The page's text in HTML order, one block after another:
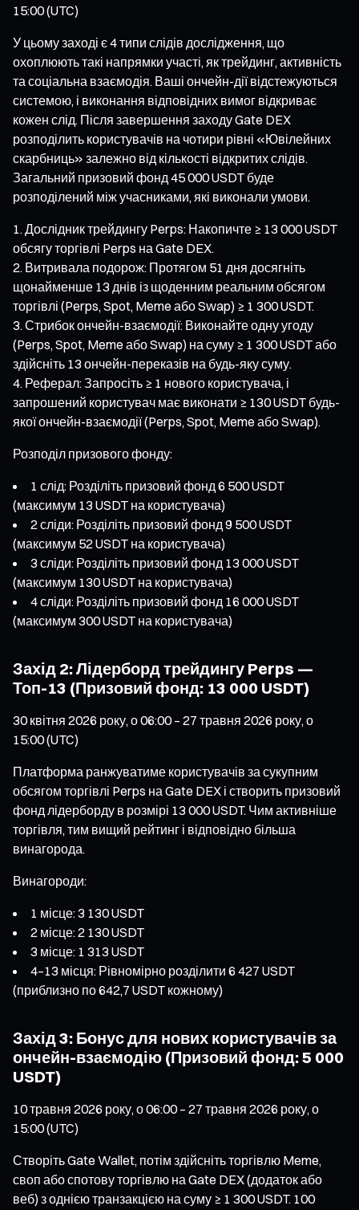
15:00 (UTC)
У цьому заході є 4 типи слідів дослідження, що
охоплюють такі напрямки участі, як трейдинг, активність
та соціальна взаємодія. Ваші ончейн-дії відстежуються
системою, і виконання відповідних вимог відкриває
кожен слід. Після завершення заходу Gate DEX
розподілить користувачів на чотири рівні «Ювілейних
скарбниць» залежно від кількості відкритих слідів.
Загальний призовий фонд 45 000 USDT буде
розподілений між учасниками, які виконали умови.
Дослідник трейдингу Perps: Накопичте ≥ 13 000 USDT
обсягу торгівлі Perps на Gate DEX.
Витривала подорож: Протягом 51 дня досягніть
щонайменше 13 днів із щоденним реальним обсягом
торгівлі (Perps, Spot, Meme або Swap) ≥ 1 300 USDT.
Стрибок ончейн-взаємодії: Виконайте одну угоду
(Perps, Spot, Meme або Swap) на суму ≥ 1 300 USDT або
здійсніть 13 ончейн-переказів на будь-яку суму.
Реферал: Запросіть ≥ 1 нового користувача, і
запрошений користувач має виконати ≥ 130 USDT будь-
якої ончейн-взаємодії (Perps, Spot, Meme або Swap).
Розподіл призового фонду:
1 слід: Розділіть призовий фонд 6 500 USDT
(максимум 13 USDT на користувача)
2 сліди: Розділіть призовий фонд 9 500 USDT
(максимум 52 USDT на користувача)
3 сліди: Розділіть призовий фонд 13 000 USDT
(максимум 130 USDT на користувача)
4 сліди: Розділіть призовий фонд 16 000 USDT
(максимум 300 USDT на користувача)
Захід 2: Лідерборд трейдингу Perps —
Топ-13 (Призовий фонд: 13 000 USDT)
30 квітня 2026 року, о 06:00 – 27 травня 2026 року, о
15:00 (UTC)
Платформа ранжуватиме користувачів за сукупним
обсягом торгівлі Perps на Gate DEX і створить призовий
фонд лідерборду в розмірі 13 000 USDT. Чим активніше
торгівля, тим вищий рейтинг і відповідно більша
винагорода.
Винагороди:
1 місце: 3 130 USDT
2 місце: 2 130 USDT
3 місце: 1 313 USDT
4–13 місця: Рівномірно розділити 6 427 USDT
(приблизно по 642,7 USDT кожному)
Захід 3: Бонус для нових користувачів за
ончейн-взаємодію (Призовий фонд: 5 000
USDT)
10 травня 2026 року, о 06:00 – 27 травня 2026 року, о
15:00 (UTC)
Створіть Gate Wallet, потім здійсніть торгівлю Meme,
своп або спотову торгівлю на Gate DEX (додаток або
веб) з однією транзакцією на суму ≥ 1 300 USDT. 100